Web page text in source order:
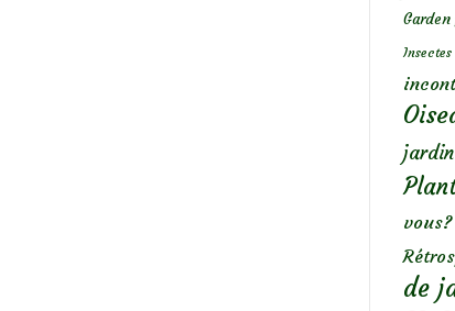
Insectes
jardin
vous?
de